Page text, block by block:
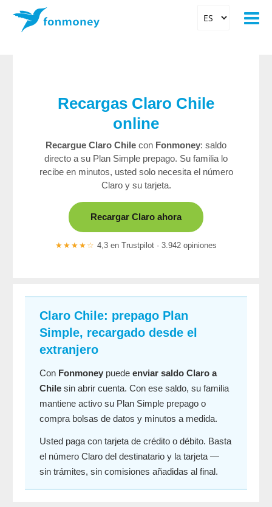
Recargas Claro Chile
online
Recargue Claro Chile con Fonmoney: saldo
directo a su Plan Simple prepago. Su familia lo
recibe en minutos, usted solo necesita el número
Claro y su tarjeta.
Recargar Claro ahora
★★★★☆ 4,3 en Trustpilot · 3.942 opiniones
Claro Chile: prepago Plan
Simple, recargado desde el
extranjero
Con Fonmoney puede enviar saldo Claro a
Chile sin abrir cuenta. Con ese saldo, su familia
mantiene activo su Plan Simple prepago o
compra bolsas de datos y minutos a medida.
Usted paga con tarjeta de crédito o débito. Basta
el número Claro del destinatario y la tarjeta —
sin trámites, sin comisiones añadidas al final.